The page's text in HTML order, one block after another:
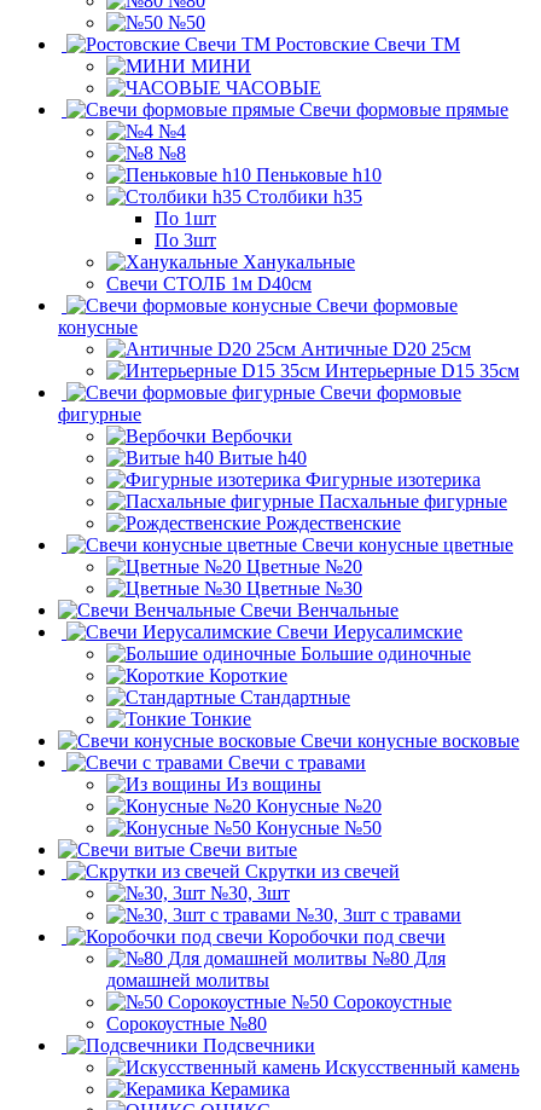
№50
Ростовские Свечи ТМ
МИНИ
ЧАСОВЫЕ
Свечи формовые прямые
№4
№8
Пеньковые h10
Столбики h35
По 1шт
По 3шт
Ханукальные
Свечи СТОЛБ 1м D40см
Свечи формовые
конусные
Античные D20 25см
Интерьерные D15 35см
Свечи формовые
фигурные
Вербочки
Витые h40
Фигурные изотерика
Пасхальные фигурные
Рождественские
Свечи конусные цветные
Цветные №20
Цветные №30
Свечи Венчальные
Свечи Иерусалимские
Большие одиночные
Короткие
Стандартные
Тонкие
Свечи конусные восковые
Свечи с травами
Из вощины
Конусные №20
Конусные №50
Свечи витые
Скрутки из свечей
№30, 3шт
№30, 3шт с травами
Коробочки под свечи
№80 Для
домашней молитвы
№50 Сорокоустные
Сорокоустные №80
Подсвечники
Искусственный камень
Керамика